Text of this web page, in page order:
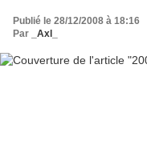
Publié le 28/12/2008 à 18:16
Par
_Axl_